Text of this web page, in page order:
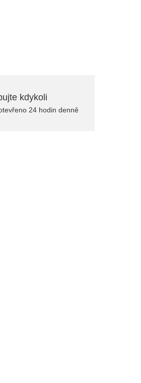
kdykoli
24 hodin denně